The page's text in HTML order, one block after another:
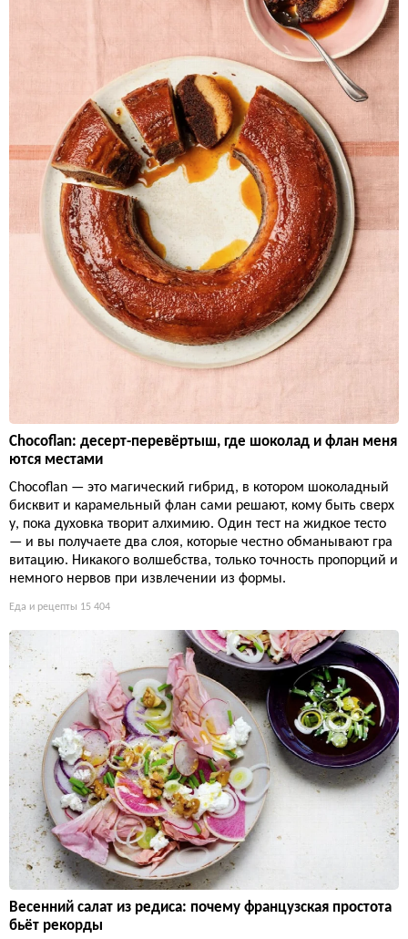
Chocoflan: десерт-перевёртыш, где шоколад и флан меня
ются местами
Chocoflan — это магический гибрид, в котором шоколадный
бисквит и карамельный флан сами решают, кому быть сверх
у, пока духовка творит алхимию. Один тест на жидкое тесто
— и вы получаете два слоя, которые честно обманывают гра
витацию. Никакого волшебства, только точность пропорций и
немного нервов при извлечении из формы.
Еда и рецепты 15 404
Весенний салат из редиса: почему французская простота
бьёт рекорды